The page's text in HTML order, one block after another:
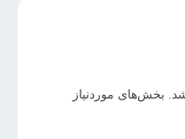
بخش‌های موردنیاز